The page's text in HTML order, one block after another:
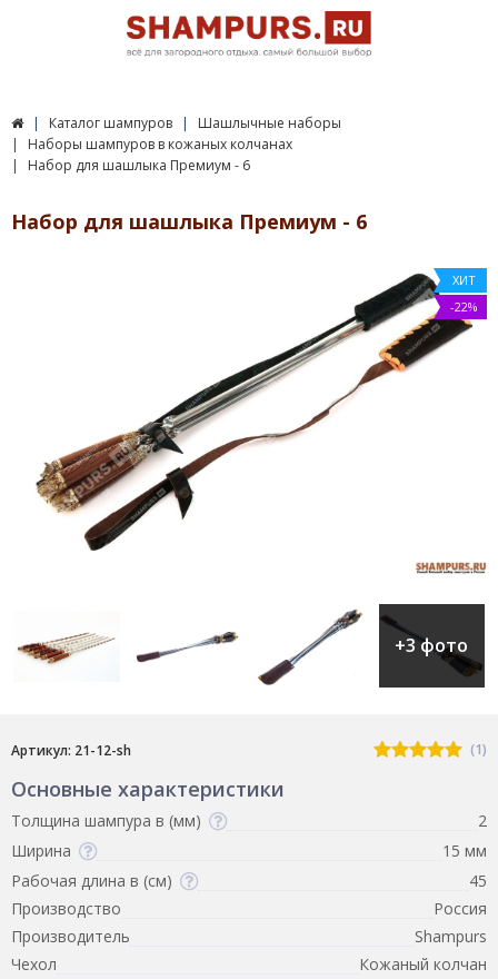
Каталог шампуров
Шашлычные наборы
Наборы шампуров в кожаных колчанах
Набор для шашлыка Премиум - 6
Набор для шашлыка Премиум - 6
ХИТ
-22%
+3 фото
Артикул: 21-12-sh (1)
Основные характеристики
Толщина шампура в (мм)
2
Ширина
15 мм
Рабочая длина в (см)
45
Производство
Россия
Производитель
Shampurs
Чехол
Кожаный колчан